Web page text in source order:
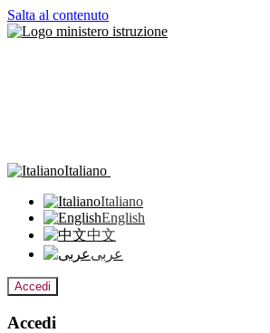
Salta al contenuto
Italiano
Italiano
English
中文
عربى
Accedi
Accedi